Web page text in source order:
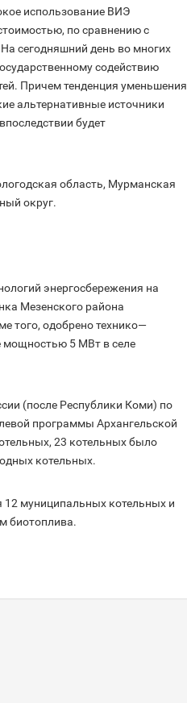
использование ВИЭ
по сравнению с
сегодняшний день во многих
содействию
Причем тенденция уменьшения
альтернативные источники
будет
область, Мурманская
округ.
энергосбережения на
Мезенского района
того, одобрено технико—
мощностью 5 МВт в селе
(после Республики Коми) по
программы Архангельской
23 котельных было
котельных.
12 муниципальных котельных и
биотоплива.